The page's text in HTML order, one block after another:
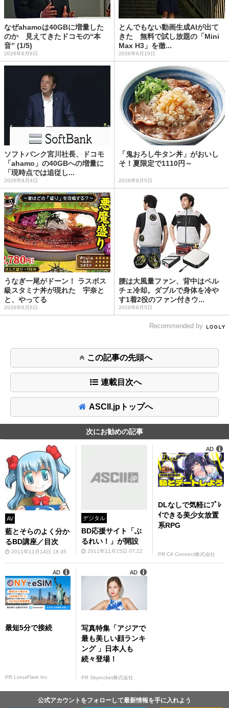
なぜahamoは40GBに増量した
のか 見えてきたドコモの“本
音” (1/5)
2026年8月6日
とんでもない動画生成AIが出て
きた 無料で試し放題の「Mini
Max H3」を徹...
2026年8月10日
ソフトバンク宮川社長、ドコモ
「ahamo」の40GBへの増量に
「現時点では追従し...
2026年8月4日
「鬼おろし牛タン丼」がおいし
そ！夏限定で1110円～
2026年8月5日
うなぎ一尾がドーン！ ラスボス
級スタミナ丼が現れた 宇奈と
と、やってる
2026年8月6日
腰は大風量ファン、背中はペル
チェ冷却。ダブルで身体を冷や
す1着2役のファン付きウ...
2026年8月5日
Recommended by
この記事の先頭へ
連載目次へ
ASCII.jpトップへ
次にお勧めの記事
AV
藍とそらのよく分か
るBD講座／目次
2011年11月14日 18:35
デジタル
BD応援サイト「ぶ
るれい！」が開設
2011年11月15日 07:22
DLなしで気軽にﾌﾟﾚ
ｲできる美少女放置
系RPG
PR C4 Connect株式会社
AD
最短5分で接続
PR LotusFlare Inc
AD
写真特集「アジアで
最も美しい顔ランキ
ング 」日本人も
続々登場！
PR Skyrocket株式会社
AD
公式アカウントをフォローして最新情報を手に入れよう